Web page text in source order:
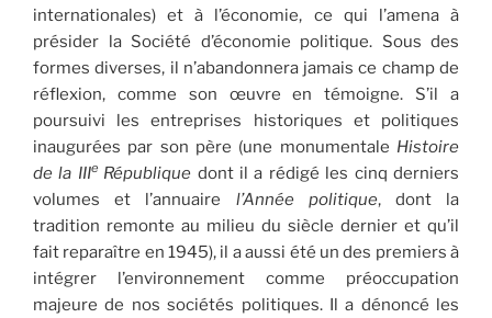
internationales) et à l’économie, ce qui l’amena à
présider la Société d’économie politique. Sous des
formes diverses, il n’abandonnera jamais ce champ de
réflexion, comme son œuvre en témoigne. S’il a
poursuivi les entreprises historiques et politiques
inaugurées par son père (une monumentale Histoire
de la IIIe République dont il a rédigé les cinq derniers
volumes et l’annuaire l’Année politique, dont la
tradition remonte au milieu du siècle dernier et qu’il
fait reparaître en 1945), il a aussi été un des premiers à
intégrer l’environnement comme préoccupation
majeure de nos sociétés politiques. Il a dénoncé les